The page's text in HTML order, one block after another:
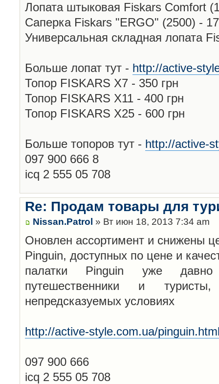
Лопата штыковая Fiskars Comfort
Саперка Fiskars "ERGO" (2500) -
Универсальная складная лопата
Больше лопат тут - http://active-
Топор FISKARS X7 - 350 грн
Топор FISKARS Х11 - 400 грн
Топор FISKARS Х25 - 600 грн
Больше топоров тут - http://active-
097 900 666 8
icq 2 555 05 708
Re: Продам товары для
Nissan.Patrol » Вт июн 18, 2013 7:34 am
Оновлен ассортимент и снижены
Pinguin, доступных по цене и
палатки Pinguin уже
путешественники и
непредсказуемых условиях
http://active-style.com.ua/
097 900 666
icq 2 555 05 708